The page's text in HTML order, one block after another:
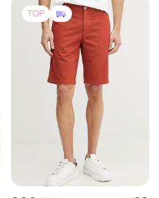
800 грн
Шорти чоловічі lacoste
оригінал бавовняні
брендові розмір 42 / l /33